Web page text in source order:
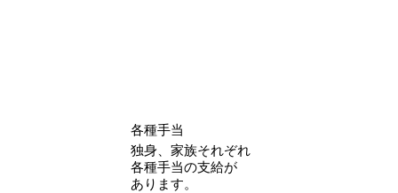
各種手当
独身、家族それぞれ
各種手当の支給が
あります。